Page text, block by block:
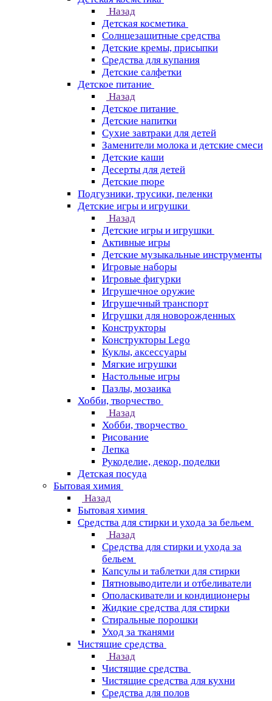
Назад
Детская косметика
Солнцезащитные средства
Детские кремы, присыпки
Средства для купания
Детские салфетки
Детское питание
Назад
Детское питание
Детские напитки
Сухие завтраки для детей
Заменители молока и детские смеси
Детские каши
Десерты для детей
Детские пюре
Подгузники, трусики, пеленки
Детские игры и игрушки
Назад
Детские игры и игрушки
Активные игры
Детские музыкальные инструменты
Игровые наборы
Игровые фигурки
Игрушечное оружие
Игрушечный транспорт
Игрушки для новорожденных
Конструкторы
Конструкторы Lego
Куклы, аксессуары
Мягкие игрушки
Настольные игры
Пазлы, мозаика
Хобби, творчество
Назад
Хобби, творчество
Рисование
Лепка
Рукоделие, декор, поделки
Детская посуда
Бытовая химия
Назад
Бытовая химия
Средства для стирки и ухода за бельем
Назад
Средства для стирки и ухода за
бельем
Капсулы и таблетки для стирки
Пятновыводители и отбеливатели
Ополаскиватели и кондиционеры
Жидкие средства для стирки
Стиральные порошки
Уход за тканями
Чистящие средства
Назад
Чистящие средства
Чистящие средства для кухни
Средства для полов